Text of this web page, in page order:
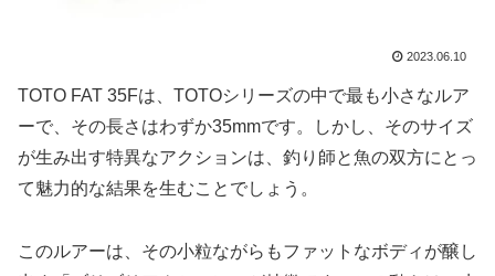
2023.06.10
TOTO FAT 35Fは、TOTOシリーズの中で最も小さなルア
ーで、その長さはわずか35mmです。しかし、そのサイズ
が生み出す特異なアクションは、釣り師と魚の双方にとっ
て魅力的な結果を生むことでしょう。
このルアーは、その小粒ながらもファットなボディが醸し